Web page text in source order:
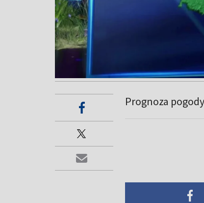
Prognoza